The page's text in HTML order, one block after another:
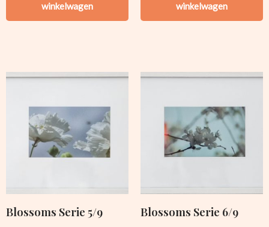
winkelwagen
winkelwagen
Blossoms Serie 5/9 Blossoms Serie 6/9